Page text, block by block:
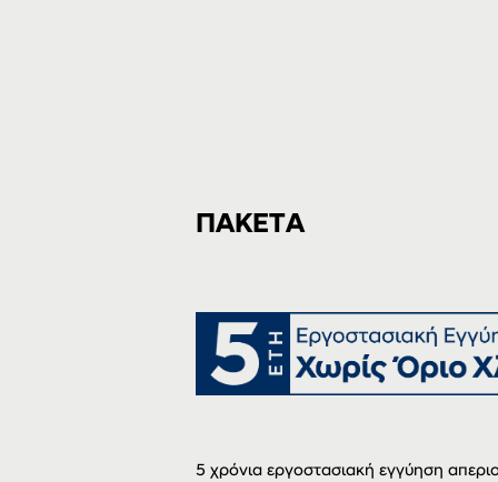
ΠΑΚΕΤΑ
5 χρόνια εργοστασιακή εγγύηση